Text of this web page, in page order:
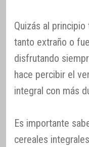
Quizás al
tanto extraño o
disfrutando
hace percibir el
integral con más
Es importante
cereales